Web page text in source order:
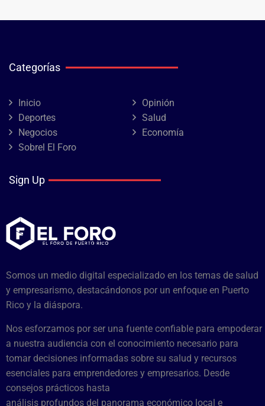
Categorías
Inicio
Opinión
Deportes
Salud
Negocios
Economía
Sobrel El Foro
Sign Up
Somos un medio digital especializado en los temas de salud
y empresarismo, destacándonos por un enfoque en Puerto
Rico y la diáspora.
Nos esforzamos por ser una fuente confiable para empoderar
a nuestra audiencia con el conocimiento necesario para
tomar decisiones informadas sobre su salud y recursos
esenciales para emprendedores y empresarios. Desde
consejos prácticos hasta
análisis profundos del panorama económico local e